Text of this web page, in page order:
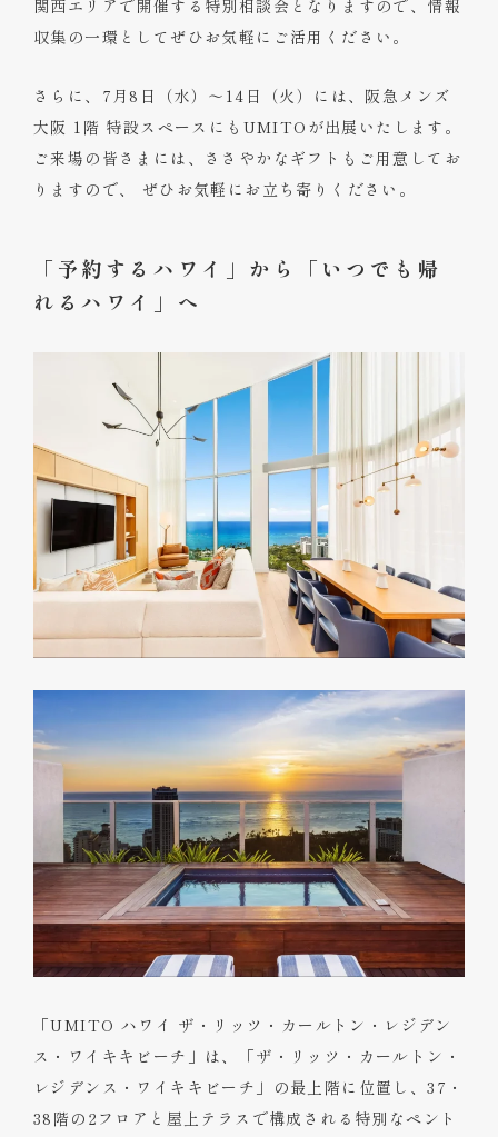
関西エリアで開催する特別相談会となりますので、情報
収集の一環としてぜひお気軽にご活用ください。
さらに、7月8日（水）～14日（火）には、阪急メンズ
大阪 1階 特設スペースにもUMITOが出展いたします。
ご来場の皆さまには、ささやかなギフトもご用意してお
りますので、 ぜひお気軽にお立ち寄りください。
「予約するハワイ」から「いつでも帰
れるハワイ」へ
「UMITO ハワイ ザ・リッツ・カールトン・レジデン
ス・ワイキキビーチ」は、「ザ・リッツ・カールトン・
レジデンス・ワイキキビーチ」の最上階に位置し、37・
38階の2フロアと屋上テラスで構成される特別なペント